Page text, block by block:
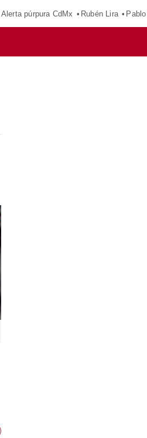
Alerta púrpura CdMx Rubén Lira